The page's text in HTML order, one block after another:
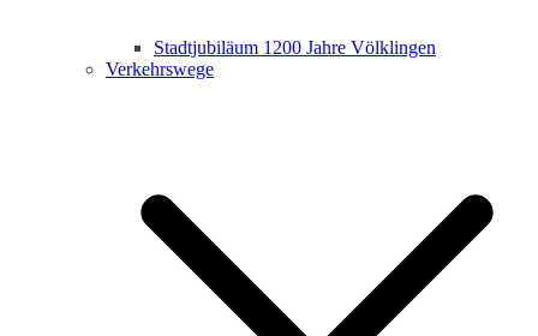
Stadtjubiläum 1200 Jahre Völklingen
Verkehrswege